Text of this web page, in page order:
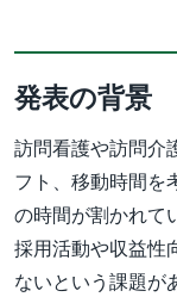
発表の背景
訪問看護や訪問介
フト、移動時間を
の時間が割かれて
採用活動や収益性
ないという課題が